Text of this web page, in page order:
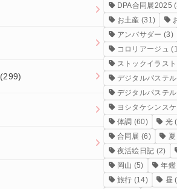
(299)
DPA合同展2025
お土産 (31)
アンバサダー (3)
コロリアージュ
ストックイラスト
デジタルパステ
デジタルパステ
ヨシタケシンスケ
体調 (60) 光
合同展 (6) 夏
夜活絵日記 (2)
岡山 (5) 年鑑
旅行 (14) 昼